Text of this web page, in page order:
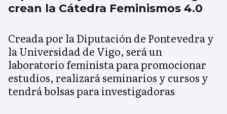
crean la Cátedra Feminismos 4.0
Creada por la Diputación de Pontevedra y
la Universidad de Vigo, será un
laboratorio feminista para promocionar
estudios, realizará seminarios y cursos y
tendrá bolsas para investigadoras